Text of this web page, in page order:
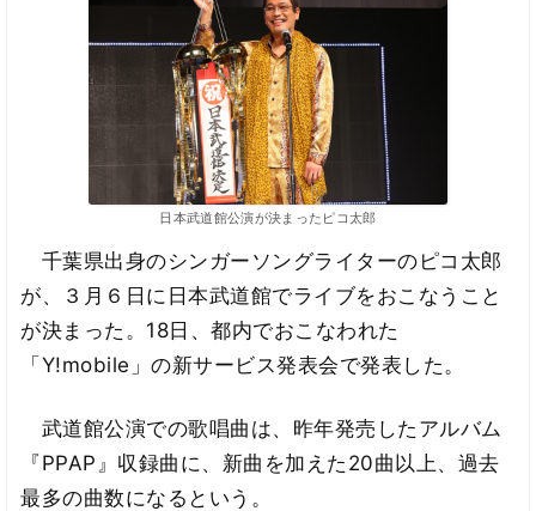
日本武道館公演が決まったピコ太郎
千葉県出身のシンガーソングライターのピコ太郎
が、３月６日に日本武道館でライブをおこなうこと
が決まった。18日、都内でおこなわれた
「Y!mobile」の新サービス発表会で発表した。
武道館公演での歌唱曲は、昨年発売したアルバム
『PPAP』収録曲に、新曲を加えた20曲以上、過去
最多の曲数になるという。